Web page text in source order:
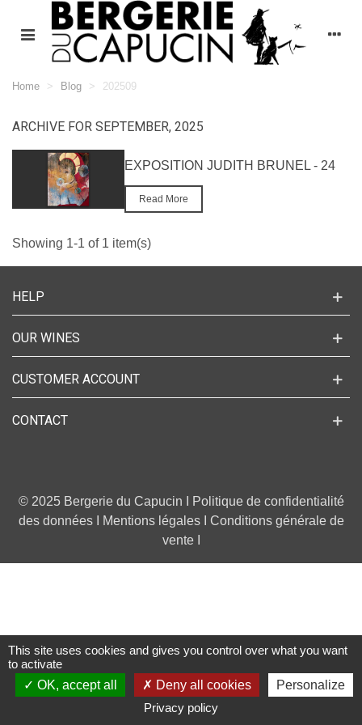
Home > Blog > 202509
ARCHIVE FOR SEPTEMBER, 2025
EXPOSITION JUDITH BRUNEL - 24
SEPTEMBRE AU 4 NOVEMBRE 2025
Read More
Showing 1-1 of 1 item(s)
HELP
OUR WINES
CUSTOMER ACCOUNT
CONTACT
© 2025 Bergerie du Capucin I
Politique de confidentialité
des donnéesI Mentions légalesI Conditions générale de
venteI
Cart
0
This site uses cookies and gives you control over what you want
to activate
OK, accept all
Deny all cookies
Personalize
Privacy policy